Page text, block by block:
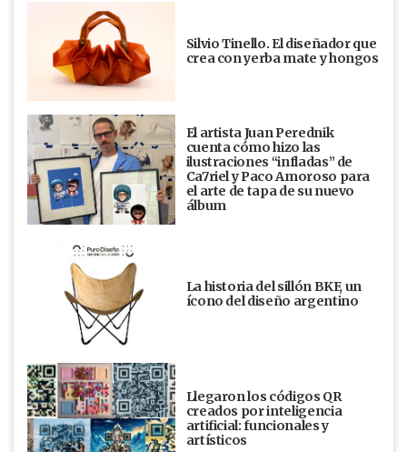
Silvio Tinello. El diseñador que
crea con yerba mate y hongos
El artista Juan Perednik
cuenta cómo hizo las
ilustraciones “infladas” de
Ca7riel y Paco Amoroso para
el arte de tapa de su nuevo
álbum
La historia del sillón BKF, un
ícono del diseño argentino
Llegaron los códigos QR
creados por inteligencia
artificial: funcionales y
artísticos